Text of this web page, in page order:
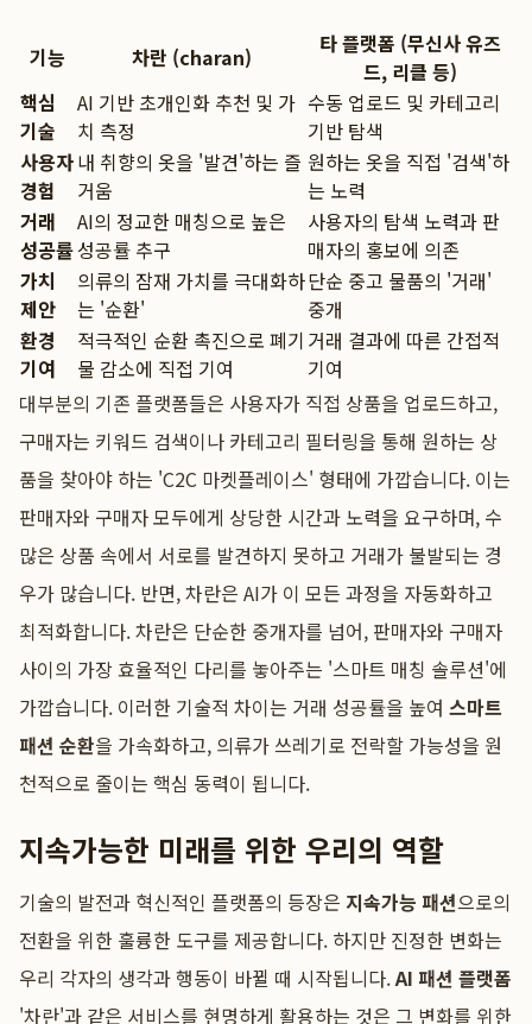
기능 차란 (charan)
타 플랫폼 (무신사 유즈
드, 리클 등)
핵심
기술
AI 기반 초개인화 추천 및 가
치 측정
수동 업로드 및 카테고리
기반 탐색
사용자
경험
내 취향의 옷을 '발견'하는 즐
거움
원하는 옷을 직접 '검색'하
는 노력
거래
성공률
AI의 정교한 매칭으로 높은
성공률 추구
사용자의 탐색 노력과 판
매자의 홍보에 의존
가치
제안
의류의 잠재 가치를 극대화하
는 '순환'
단순 중고 물품의 '거래'
중개
환경
기여
적극적인 순환 촉진으로 폐기
물 감소에 직접 기여
거래 결과에 따른 간접적
기여
대부분의 기존 플랫폼들은 사용자가 직접 상품을 업로드하고,
구매자는 키워드 검색이나 카테고리 필터링을 통해 원하는 상
품을 찾아야 하는 'C2C 마켓플레이스' 형태에 가깝습니다. 이는
판매자와 구매자 모두에게 상당한 시간과 노력을 요구하며, 수
많은 상품 속에서 서로를 발견하지 못하고 거래가 불발되는 경
우가 많습니다. 반면, 차란은 AI가 이 모든 과정을 자동화하고
최적화합니다. 차란은 단순한 중개자를 넘어, 판매자와 구매자
사이의 가장 효율적인 다리를 놓아주는 '스마트 매칭 솔루션'에
가깝습니다. 이러한 기술적 차이는 거래 성공률을 높여 스마트
패션 순환을 가속화하고, 의류가 쓰레기로 전락할 가능성을 원
천적으로 줄이는 핵심 동력이 됩니다.
지속가능한 미래를 위한 우리의 역할
기술의 발전과 혁신적인 플랫폼의 등장은 지속가능 패션으로의
전환을 위한 훌륭한 도구를 제공합니다. 하지만 진정한 변화는
우리 각자의 생각과 행동이 바뀔 때 시작됩니다.AI 패션 플랫폼
'차란'과 같은 서비스를 현명하게 활용하는 것은 그 변화를 위한